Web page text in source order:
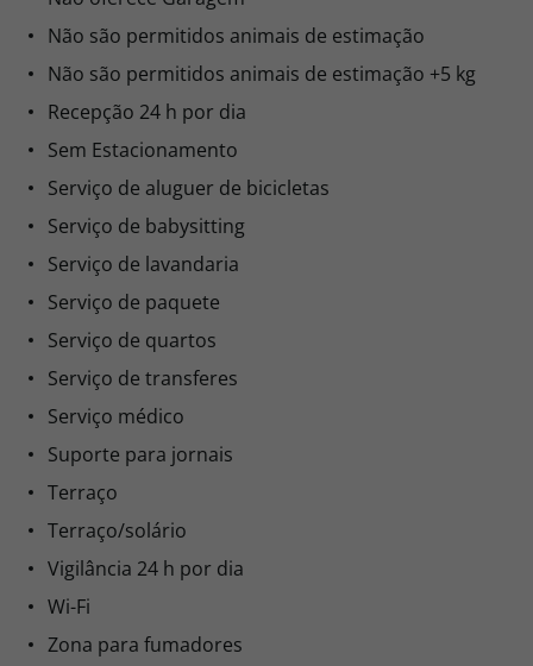
Não são permitidos animais de estimação
Não são permitidos animais de estimação +5 kg
Recepção 24 h por dia
Sem Estacionamento
Serviço de aluguer de bicicletas
Serviço de babysitting
Serviço de lavandaria
Serviço de paquete
Serviço de quartos
Serviço de transferes
Serviço médico
Suporte para jornais
Terraço
Terraço/solário
Vigilância 24 h por dia
Wi-Fi
Zona para fumadores